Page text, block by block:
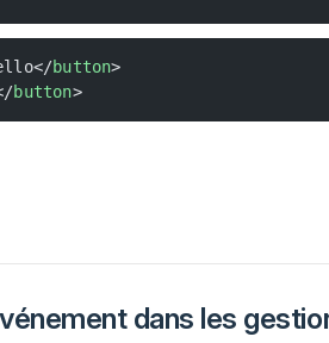
button>
button>
dans les